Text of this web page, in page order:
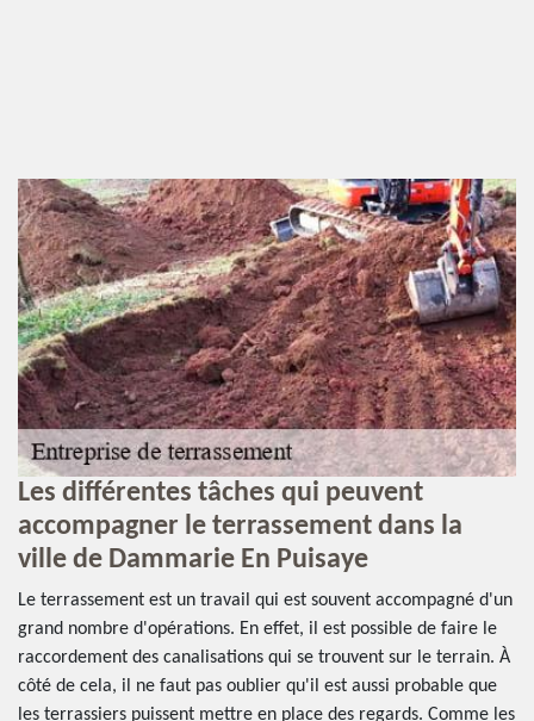
Les différentes tâches qui peuvent
accompagner le terrassement dans la
ville de Dammarie En Puisaye
Le terrassement est un travail qui est souvent accompagné d'un
grand nombre d'opérations. En effet, il est possible de faire le
raccordement des canalisations qui se trouvent sur le terrain. À
côté de cela, il ne faut pas oublier qu'il est aussi probable que
les terrassiers puissent mettre en place des regards. Comme les